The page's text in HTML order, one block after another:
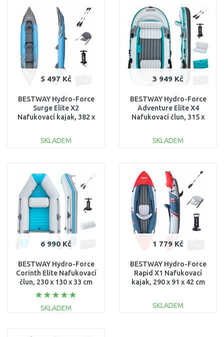
Porovnat Porovnat
5 497 Kč
BESTWAY Hydro-Force
Surge Elite X2
Nafukovací kajak, 382 x
SKLADEM
Porovnat
3 949 Kč
BESTWAY Hydro-Force
Adventure Elite X4
Nafukovací člun, 315 x
SKLADEM
Porovnat
6 990 Kč
BESTWAY Hydro-Force
Corinth Elite Nafukovací
člun, 230 x 130 x 33 cm
65177
SKLADEM
1 779 Kč
BESTWAY Hydro-Force
Rapid X1 Nafukovací
kajak, 290 x 91 x 42 cm
SKLADEM